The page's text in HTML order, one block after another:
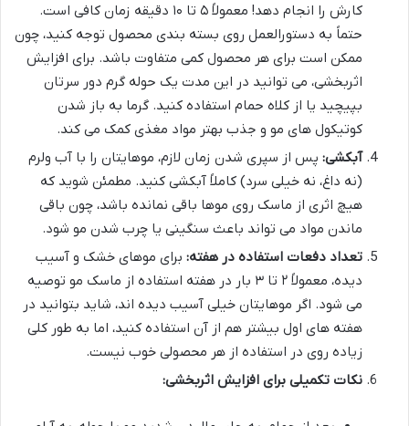
کارش را انجام دهد! معمولاً ۵ تا ۱۰ دقیقه زمان کافی است.
حتماً به دستورالعمل روی بسته بندی محصول توجه کنید، چون
ممکن است برای هر محصول کمی متفاوت باشد. برای افزایش
اثربخشی، می توانید در این مدت یک حوله گرم دور سرتان
بپیچید یا از کلاه حمام استفاده کنید. گرما به باز شدن
کوتیکول های مو و جذب بهتر مواد مغذی کمک می کند.
آبکشی: پس از سپری شدن زمان لازم، موهایتان را با آب ولرم
(نه داغ، نه خیلی سرد) کاملاً آبکشی کنید. مطمئن شوید که
هیچ اثری از ماسک روی موها باقی نمانده باشد، چون باقی
ماندن مواد می تواند باعث سنگینی یا چرب شدن مو شود.
تعداد دفعات استفاده در هفته: برای موهای خشک و آسیب
دیده، معمولاً ۲ تا ۳ بار در هفته استفاده از ماسک مو توصیه
می شود. اگر موهایتان خیلی آسیب دیده اند، شاید بتوانید در
هفته های اول بیشتر هم از آن استفاده کنید، اما به طور کلی
زیاده روی در استفاده از هر محصولی خوب نیست.
نکات تکمیلی برای افزایش اثربخشی: